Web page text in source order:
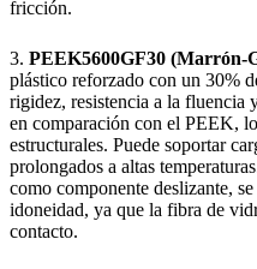
fricción.
3. PEEK5600GF30 (Marrón-
plástico reforzado con un 30%
rigidez, resistencia a la fluencia
en comparación con el PEEK,
estructurales. Puede soportar
prolongados a altas
como componente deslizante,
idoneidad, ya que la fibra de
contacto.